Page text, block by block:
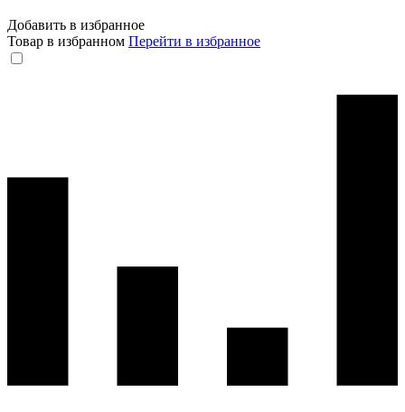
Добавить в избранное
Товар в избранном Перейти в избранное